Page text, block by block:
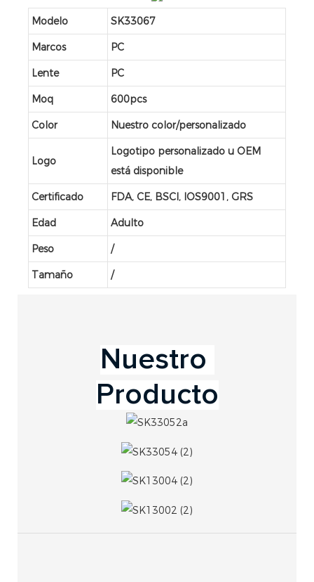
Modelo SK33067
Marcos PC
Lente PC
Moq 600pcs
Color Nuestro color/personalizado
Logo
Logotipo personalizado u OEM
está disponible
Certificado FDA, CE, BSCI, IOS9001, GRS
Edad Adulto
Peso /
Tamaño /
Producto